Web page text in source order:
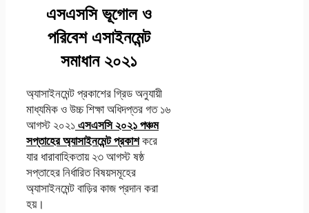
এসএসসি ভূগোল ও
পরিবেশ এসাইনমেন্ট
সমাধান ২০২১
অ্যাসাইনমেন্ট প্রকাশের গ্রিড অনুযায়ী
মাধ্যমিক ও উচ্চ শিক্ষা অধিদপ্তর গত ১৬
আগস্ট ২০২১এসএসসি ২০২১ পঞ্চম
সপ্তাহের অ্যাসাইনমেন্ট প্রকাশকরে
যার ধারাবাহিকতায় ২৩ আগস্ট ষষ্ঠ
সপ্তাহের নির্ধারিত বিষয়সমূহের
অ্যাসাইনমেন্ট বাড়ির কাজ প্রদান করা
হয়।